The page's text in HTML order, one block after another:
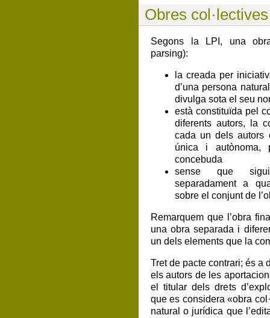
Obres col·lectives
Segons la LPI, una
parsing):
la creada per
d’una persona
divulga sota el seu
està constituïda pel
diferents autors, la
cada un dels autors
única i
concebuda
sense que
separadament a
sobre el conjunt de
Remarquem que l’obra
una obra separada i
un dels elements que la
Tret de pacte contrari; és a
els autors de les
el titular dels drets
que es considera «obra
natural o jurídica que